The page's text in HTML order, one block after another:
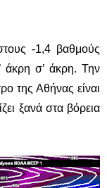
-1,4 βαθμούς
άκρη σ’ άκρη. Την
της Αθήνας είναι
ξανά στα βόρεια